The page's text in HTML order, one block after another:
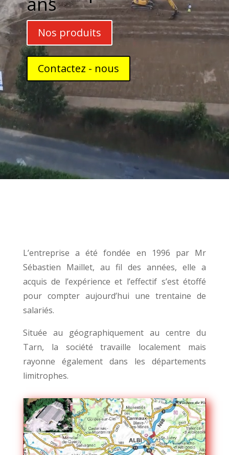
Nos produits
Contactez - nous
L’entreprise a été fondée en 1996 par Mr
Sébastien Maillet, au fil des années, elle a
acquis de l’expérience et l’effectif s’est étoffé
pour compter aujourd’hui une trentaine de
salariés.
Située au géographiquement au centre du
Tarn, la société travaille localement mais
rayonne également dans les départements
limitrophes.